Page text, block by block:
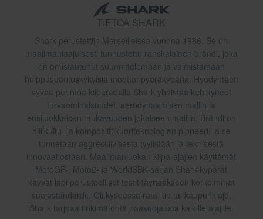
TIETOA SHARK
Shark perustettiin Marseilleissa vuonna 1986. Se on
maailmanlaajuisesti tunnustettu ranskalainen brändi, joka
on omistautunut suunnittelemaan ja valmistamaan
huippusuorituskykyisiä moottoripyöräkypäriä. Hyödyntäen
syvää perintöä kilparadalla Shark yhdistää kehittyneet
turvaominaisuudet, aerodynaamisen mallin ja
ensiluokkaisen mukavuuden jokaiseen malliin. Brändi on
hiilikuitu- ja komposiittikuoriteknologian pioneeri, ja se
tunnetaan aggressiivisesta tyylistään ja teknisestä
innovaatiostaan. Maailmanluokan kilpa-ajajien käyttämät
MotoGP-, Moto2- ja WorldSBK-sarjan Shark-kypärät
käyvät läpi perusteelliset testit täyttääkseen korkeimmat
suojastandardit. Oli kyseessä rata, tie tai kaupunkiajo,
Shark tarjoaa tinkimätöntä pääsuojausta kaikille ajajille.